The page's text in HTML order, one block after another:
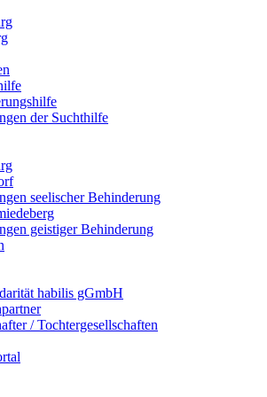
der Suchthilfe
seelischer Behinderung
geistiger Behinderung
habilis gGmbH
/ Tochtergesellschaften